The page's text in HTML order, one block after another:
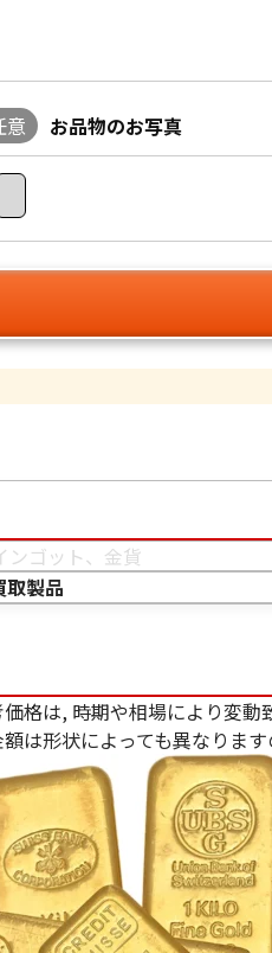
意 お品物のお写真
取製品
格は, 時期や相場により変動
額は形状によっても異なりま